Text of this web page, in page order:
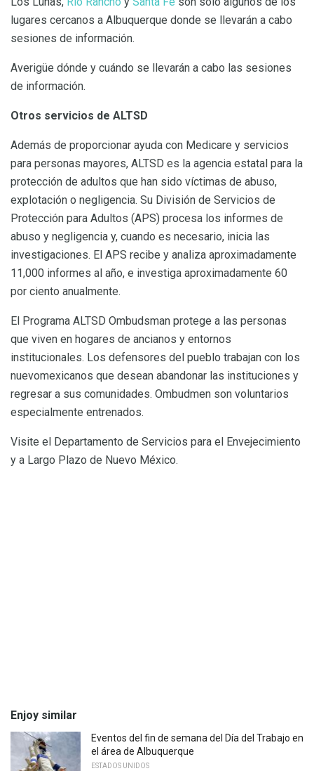
lugares cercanos a Albuquerque donde se llevarán a cabo
sesiones de información.
Averigüe dónde y cuándo se llevarán a cabo las sesiones
de información.
Otros servicios de ALTSD
Además de proporcionar ayuda con Medicare y servicios
para personas mayores, ALTSD es la agencia estatal para la
protección de adultos que han sido víctimas de abuso,
explotación o negligencia. Su División de Servicios de
Protección para Adultos (APS) procesa los informes de
abuso y negligencia y, cuando es necesario, inicia las
investigaciones. El APS recibe y analiza aproximadamente
11,000 informes al año, e investiga aproximadamente 60
por ciento anualmente.
El Programa ALTSD Ombudsman protege a las personas
que viven en hogares de ancianos y entornos
institucionales. Los defensores del pueblo trabajan con los
nuevomexicanos que desean abandonar las instituciones y
regresar a sus comunidades. Ombudmen son voluntarios
especialmente entrenados.
Visite el Departamento de Servicios para el Envejecimiento
y a Largo Plazo de Nuevo México.
Enjoy similar
Eventos del fin de semana del Día del Trabajo en
el área de Albuquerque
ESTADOS UNIDOS